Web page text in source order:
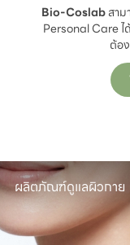
Bio-Coslabสา
Personal Care ไ
ต้อ
ผลิตภัณฑ์ดูแลผิวกาย